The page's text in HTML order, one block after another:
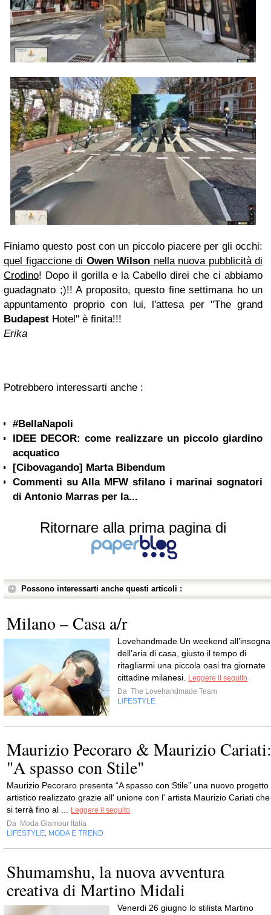
Finiamo questo post con un piccolo piacere per gli occhi:
quel figaccione di Owen Wilson nella nuova pubblicità di
Crodino! Dopo il gorilla e la Cabello direi che ci abbiamo
guadagnato ;)!! A proposito, questo fine settimana ho un
appuntamento proprio con lui, l'attesa per "The grand
Budapest Hotel" è finita!!!
Erika
Potrebbero interessarti anche :
#BellaNapoli
IDEE DECOR: come realizzare un piccolo giardino
acquatico
[Cibovagando] Marta Bibendum
Commenti su Alla MFW sfilano i marinai sognatori
di Antonio Marras per la...
Ritornare alla prima pagina di
Possono interessarti anche questi articoli :
Milano – Casa a/r
Lovehandmade Un weekend all’insegna
dell’aria di casa, giusto il tempo di
ritagliarmi una piccola oasi tra giornate
cittadine milanesi.
Leggere il seguito
Da The Lovehandmade Team
LIFESTYLE
Maurizio Pecoraro & Maurizio Cariati:
"A spasso con Stile"
Maurizio Pecoraro presenta “A spasso con Stile” una nuovo progetto
artistico realizzato grazie all' unione con l' artista Maurizio Cariati che
si terrà fino al ...
Leggere il seguito
Da Moda Glamour Italia
LIFESTYLE MODA E TREND
Shumamshu, la nuova avventura
creativa di Martino Midali
Venerdi 26 giugno lo stilista Martino